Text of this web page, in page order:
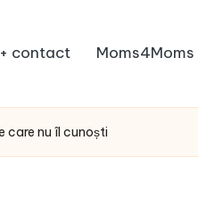
contact Moms4Moms
care nu îl cunoști